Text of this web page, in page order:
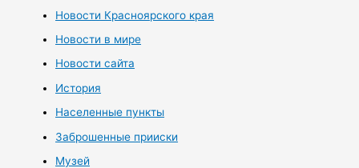
Новости Красноярского края
Новости в мире
Новости сайта
История
Населенные пункты
Заброшенные прииски
Музей